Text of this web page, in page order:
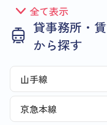
全て表示
貸事務所・
から探す
山手線
京急本線